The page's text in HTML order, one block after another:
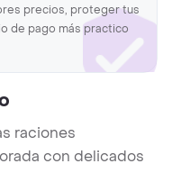
precios, proteger tus
de pago más practico
raciones
con delicados